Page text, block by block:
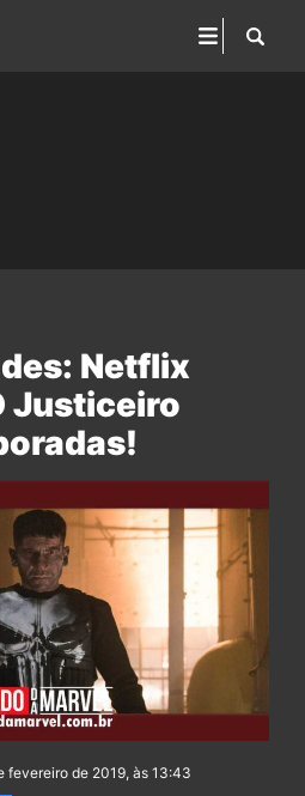
Netflix
Justiceiro
fevereiro de 2019, às 13:43